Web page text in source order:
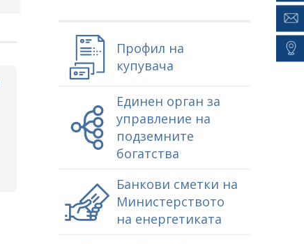
Профил на
купувача
Единен орган за
управление на
подземните
богатства
Банкови сметки на
Министерството
на енергетиката